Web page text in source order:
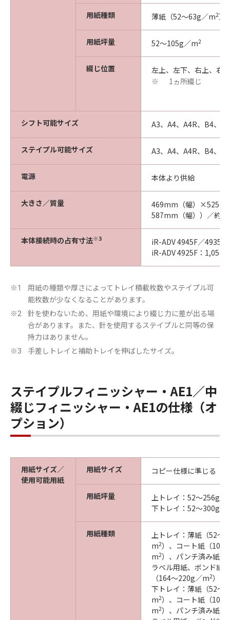
用紙種類 薄紙（52～63g／m2）
用紙坪量 52～105g／m2
綴じ位置 左上、左下、右上、右下
※ 1ヵ所綴じ
シフト可能サイズ A3、A4、A4R、B4、B5
ステイプル可能サイズ A3、A4、A4R、B4、B5
電源 本体より供給
大きさ／質量
469mm（幅）
587mm（幅））／約
本体接続時の占有寸法※3
iR-ADV 4945F／
iR-ADV 4925F：
※1
用紙の種類や厚さによってトレイ積載枚数やステイプル可
能枚数が少なくなることがあります。
※2
針を使わないため、用紙や環境により綴じ力に差が出る場
合があります。また、針を使用するステイプルと同等の保
持力はありません。
※3 手差しトレイと補助トレイを伸ばしたサイズ。
ステイプルフィニッシャー・AE1／中
綴じフィニッシャー・AE1の仕様（オ
プション）
用紙サイズ／
使用可能用紙
用紙サイズ コピー仕様に準じる
用紙坪量
上トレイ：52～256g／
下トレイ：52～300g／
用紙種類
上トレイ：薄紙（52～
m2）、コート紙（106
m2）、パンチ済み紙
ラベル用紙、ボンド紙
（164～220g／m2）
下トレイ：薄紙（52～
m2）、コート紙（106
m2）、パンチ済み紙